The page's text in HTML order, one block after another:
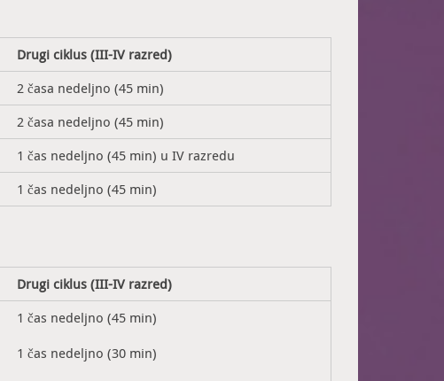
Drugi ciklus (III-IV razred)
2 časa nedeljno (45 min)
2 časa nedeljno (45 min)
1 čas nedeljno (45 min) u IV razredu
1 čas nedeljno (45 min)
Drugi ciklus (III-IV razred)
1 čas nedeljno (45 min)
1 čas nedeljno (30 min)